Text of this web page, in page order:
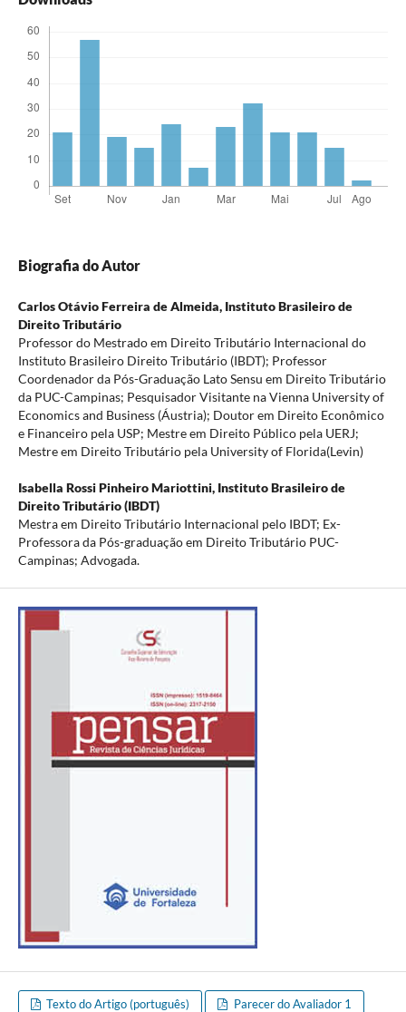
Biografia do Autor
Carlos Otávio Ferreira de Almeida, Instituto Brasileiro de
Direito Tributário
Professor do Mestrado em Direito Tributário Internacional do
Instituto Brasileiro Direito Tributário (IBDT); Professor
Coordenador da Pós-Graduação Lato Sensu em Direito Tributário
da PUC-Campinas; Pesquisador Visitante na Vienna University of
Economics and Business (Áustria); Doutor em Direito Econômico
e Financeiro pela USP; Mestre em Direito Público pela UERJ;
Mestre em Direito Tributário pela University of Florida(Levin)
Isabella Rossi Pinheiro Mariottini, Instituto Brasileiro de
Direito Tributário (IBDT)
Mestra em Direito Tributário Internacional pelo IBDT; Ex-
Professora da Pós-graduação em Direito Tributário PUC-
Campinas; Advogada.
Texto do Artigo (português)
Parecer do Avaliador 1